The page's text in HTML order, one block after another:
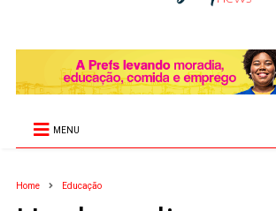
MENU
Home Educação